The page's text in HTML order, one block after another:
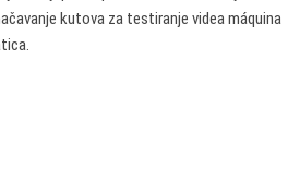
kutova za testiranje videa máquina